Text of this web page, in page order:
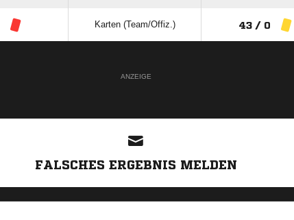
Karten (Team/Offiz.) 43 / 0
ANZEIGE
FALSCHES ERGEBNIS MELDEN